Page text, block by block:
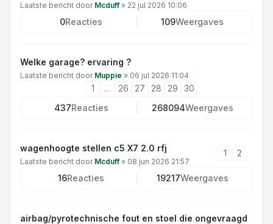
Laatste bericht door Mcduff» 22 jul 2026 10:06
0Reacties 109Weergaves
Welke garage? ervaring ?
Laatste bericht door Muppie » 06 jul 2026 11:04
1 … 26 27 28 29
30
437Reacties 268094Weergaves
wagenhoogte stellen c5 X7 2.0 rfj
Laatste bericht door Mcduff» 08 jun 2026 21:57
1 2
16Reacties 19217Weergaves
airbag/pyrotechnische fout en stoel die ongevraagd